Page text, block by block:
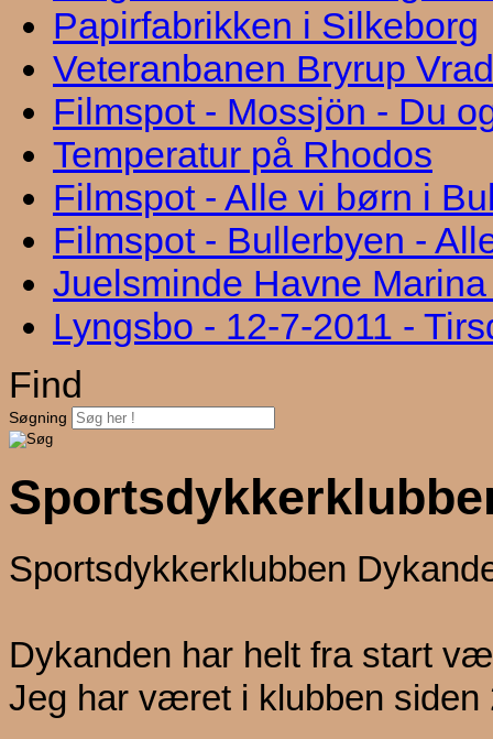
Papirfabrikken i Silkeborg
Veteranbanen Bryrup
Filmspot - Mossjön - Du
Temperatur på Rhodos
Filmspot - Alle vi børn i
Filmspot - Bullerbyen -
Juelsminde Havne
Lyngsbo - 12-7-2011 -
Find
Søgning
Sportsdykkerklubben
Dykanden har helt fra start
Jeg har været i klubben siden